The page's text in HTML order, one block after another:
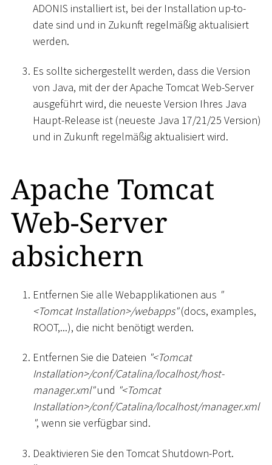
ADONIS installiert ist, bei der Installation up-to-
date sind und in Zukunft regelmäßig aktualisiert
werden.
Es sollte sichergestellt werden, dass die Version
von Java, mit der der Apache Tomcat Web-Server
ausgeführt wird, die neueste Version Ihres Java
Haupt-Release ist (neueste Java 17/21/25 Version)
und in Zukunft regelmäßig aktualisiert wird.
Apache Tomcat
Web-Server
absichern
Entfernen Sie alle Webapplikationen aus "
<Tomcat Installation>/webapps"(docs, examples,
ROOT,...), die nicht benötigt werden.
Entfernen Sie die Dateien "<Tomcat
Installation>/conf/Catalina/localhost/host-
manager.xml"und "<Tomcat
Installation>/conf/Catalina/localhost/manager.xml
", wenn sie verfügbar sind.
Deaktivieren Sie den Tomcat Shutdown-Port.